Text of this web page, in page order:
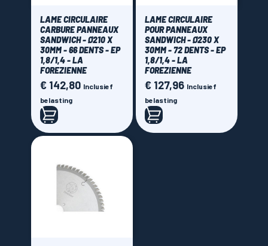
LAME CIRCULAIRE
CARBURE PANNEAUX
SANDWICH - Ø210 X
30MM - 66 DENTS - EP
1,8/1,4 - LA
FOREZIENNE
Prijs
€ 142,80 Inclusief
belasting
LAME CIRCULAIRE
POUR PANNEAUX
SANDWICH - Ø230 X
30MM - 72 DENTS - EP
1,8/1,4 - LA
FOREZIENNE
Prijs
€ 127,96 Inclusief
belasting